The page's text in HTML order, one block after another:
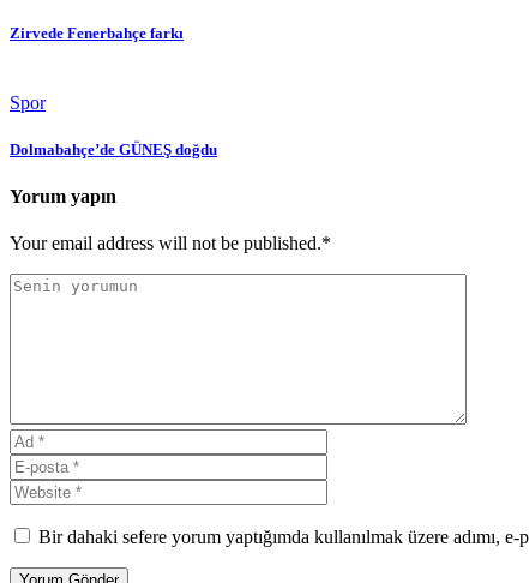
Zirvede Fenerbahçe farkı
Spor
Dolmabahçe’de GÜNEŞ doğdu
Yorum yapın
Your email address will not be published.*
Bir dahaki sefere yorum yaptığımda kullanılmak üzere adımı,